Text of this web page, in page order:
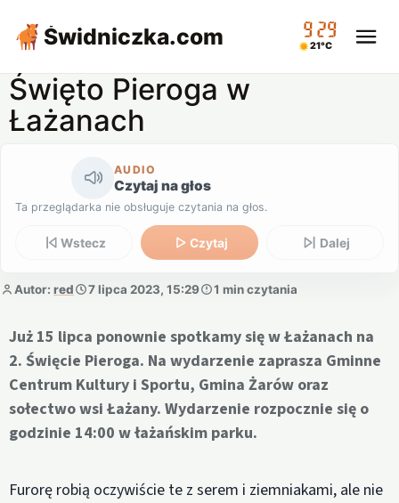
Świdniczka.com 09:29
21°C
Święto Pieroga w
Łażanach
AUDIO
Czytaj na głos
Ta przeglądarka nie obsługuje czytania na głos.
Wstecz Czytaj Dalej
Autor: red 7 lipca 2023, 15:29 1 min czytania
Już 15 lipca ponownie spotkamy się w Łażanach na
2. Święcie Pieroga. Na wydarzenie zaprasza Gminne
Centrum Kultury i Sportu, Gmina Żarów oraz
sołectwo wsi Łażany. Wydarzenie rozpocznie się o
godzinie 14:00 w łażańskim parku.
Furorę robią oczywiście te z serem i ziemniakami, ale nie